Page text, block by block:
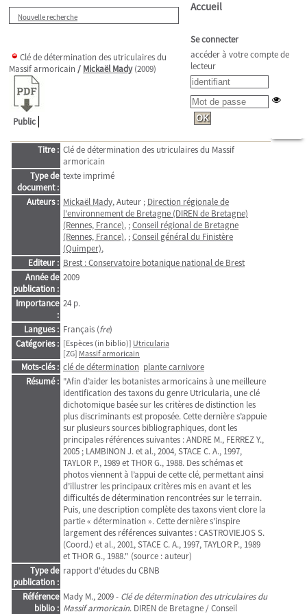
Nouvelle recherche
Clé de détermination des utriculaires du
Massif armoricain / Mickaël Mady(2009)
Public
Titre : Clé de détermination des utriculaires du Massif
armoricain
Type de
document :
texte imprimé
Auteurs : Mickaël Mady, Auteur ; Direction régionale de
l'environnement de Bretagne (DIREN de Bretagne)
(Rennes, France), ;Conseil régional de Bretagne
(Rennes, France), ;Conseil général du Finistère
(Quimper),
Editeur : Brest : Conservatoire botanique national de Brest
Année de
publication :
2009
Importance
:
24 p.
Langues : Français (fre)
Catégories : [Espèces (in biblio)] Utricularia
[ZG] Massif armoricain
Mots-clés : clé de détermination plante carnivore
Résumé : "Afin d’aider les botanistes armoricains à une meilleure
identification des taxons du genre Utricularia, une clé
dichotomique basée sur les critères de distinction les
plus discriminants est proposée. Cette dernière s’appuie
sur plusieurs sources bibliographiques, dont les
principales références suivantes : ANDRE M., FERREZ Y.,
2005 ; LAMBINON J. et al., 2004, STACE C. A., 1997,
TAYLOR P., 1989 et THOR G., 1988. Des schémas et
photos viennent à l’appui de cette clé, permettant ainsi
d’illustrer les principaux critères mis en avant et les
difficultés de détermination rencontrées sur le terrain.
Puis, une description complète des taxons vient clore la
partie « détermination ». Cette dernière s’inspire
largement des références suivantes : CASTROVIEJOS S.
(Coord.) et al., 2001, STACE C. A., 1997, TAYLOR P., 1989
et THOR G., 1988." (source : auteur)
Type de
publication :
rapport d'études du CBNB
Référence
biblio :
Mady M., 2009 - Clé de détermination des utriculaires du
Massif armoricain. DIREN de Bretagne / Conseil
Accueil
Se connecter
accéder à votre compte de
lecteur